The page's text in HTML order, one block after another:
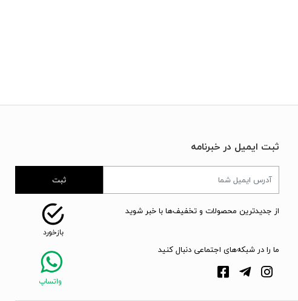
ثبت ایمیل در خبرنامه
ثبت
از جدیدترین محصولات و تخفیف‌ها با خبر شوید
ما را در شبکه‌های اجتماعی دنبال کنید